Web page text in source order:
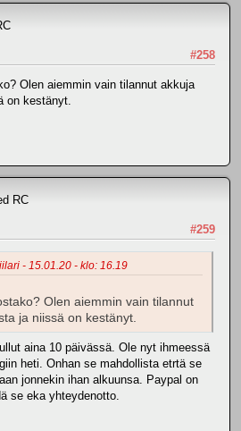
#258
Olen aiemmin vain tilannut akkuja
on kestänyt.
RC
#259
- 15.01.20 - klo: 16.19
Olen aiemmin vain tilannut
ja niissä on kestänyt.
aina 10 päivässä. Ole nyt ihmeessä
heti. Onhan se mahdollista etrtä se
jonnekin ihan alkuunsa. Paypal on
se eka yhteydenotto.